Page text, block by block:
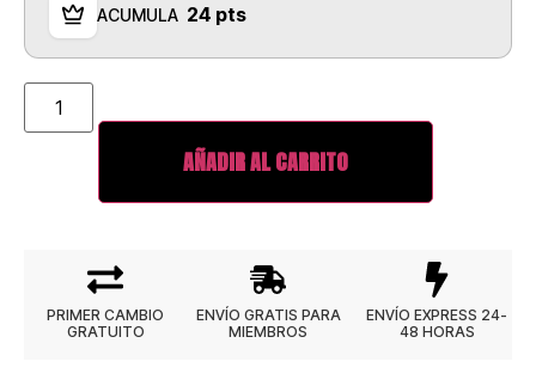
ACUMULA 24 pts
AÑADIR AL CARRITO
PRIMER CAMBIO
GRATUITO
ENVÍO GRATIS PARA
MIEMBROS
ENVÍO EXPRESS 24-
48 HORAS